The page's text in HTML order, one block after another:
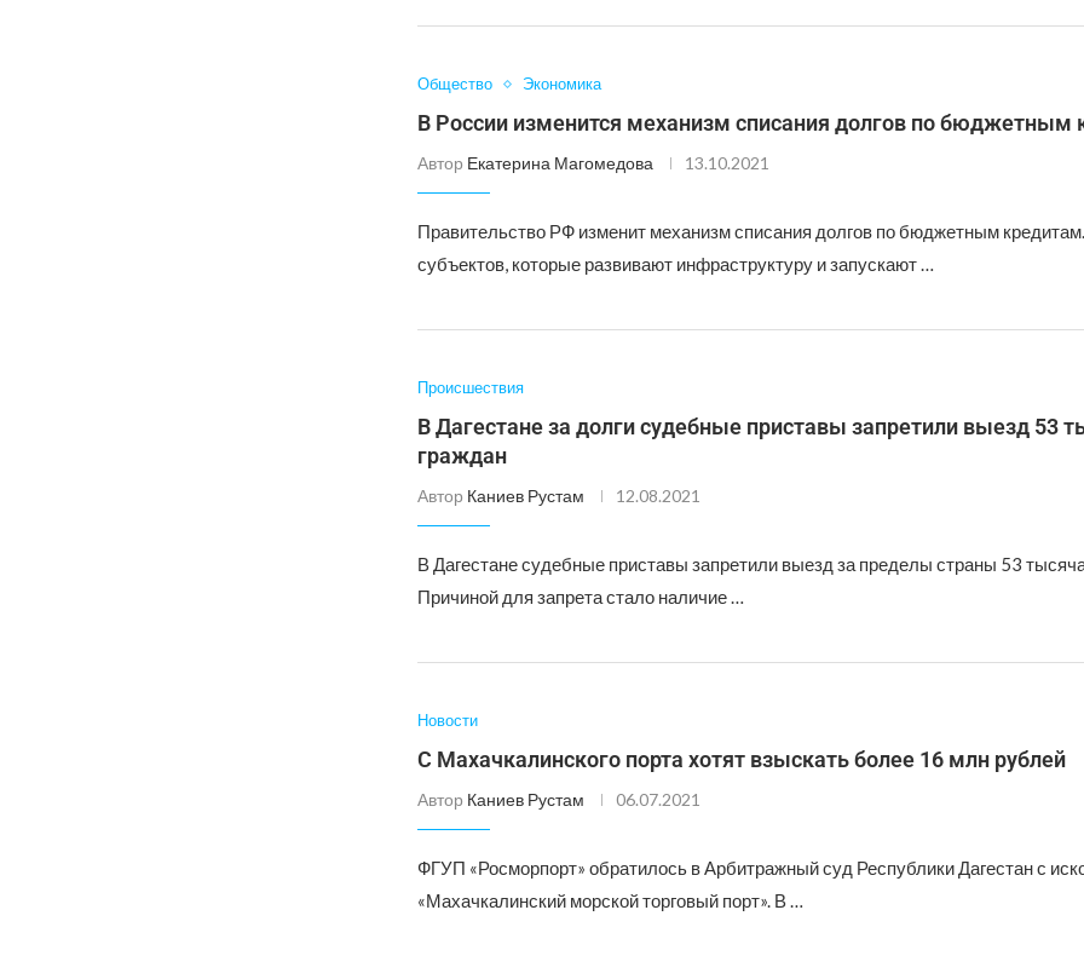
Общество Экономика
В России изменится механизм списания долгов по бюджетным
Автор Екатерина Магомедова 13.10.2021
Правительство РФ изменит механизм списания долгов по бюджетным
субъектов, которые развивают инфраструктуру и запускают …
Происшествия
В Дагестане за долги судебные приставы запретили выезд 53
граждан
Автор Каниев Рустам 12.08.2021
В Дагестане судебные приставы запретили выезд за пределы страны 53
Причиной для запрета стало наличие …
Новости
С Махачкалинского порта хотят взыскать более 16 млн рублей
Автор Каниев Рустам 06.07.2021
ФГУП «Росморпорт» обратилось в Арбитражный суд Республики Дагестан с
«Махачкалинский морской торговый порт». В …